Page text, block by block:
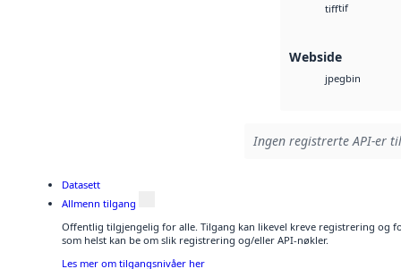
tifftif
Webside
jpegbin
Ingen registrerte API-er
Datasett
Allmenn tilgang
Offentlig tilgjengelig for alle. Tilgang kan likevel kreve registrering og
som helst kan be om slik registrering og/eller API-nøkler.
Les mer om tilgangsnivåer her